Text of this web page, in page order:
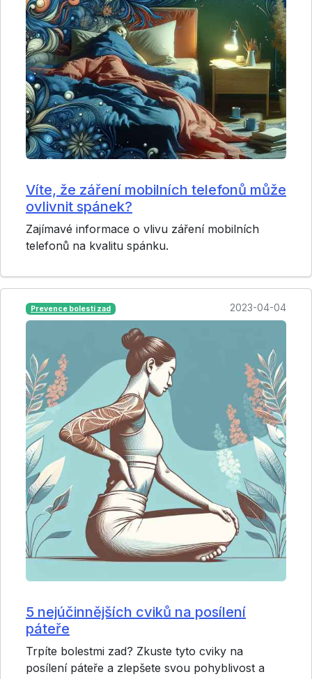
Víte, že záření mobilních telefonů může
ovlivnit spánek?
Zajímavé informace o vlivu záření mobilních
telefonů na kvalitu spánku.
Prevence bolestí zad 2023-04-04
5 nejúčinnějších cviků na posílení
páteře
Trpíte bolestmi zad? Zkuste tyto cviky na
posílení páteře a zlepšete svou pohyblivost a